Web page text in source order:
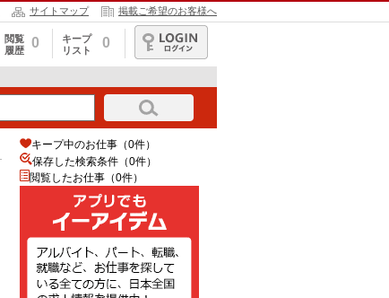
サイトマップ 掲載ご希望のお客様へ
閲覧
履歴
0
キープ
リスト
0
ログイン
キープ中のお仕事（0件）
保存した検索条件（0件）
閲覧したお仕事（0件）